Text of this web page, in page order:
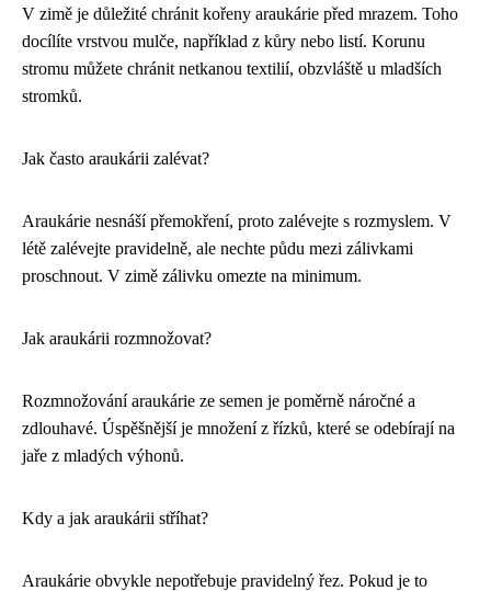
V zimě je důležité chránit kořeny araukárie před mrazem. Toho
docílíte vrstvou mulče, například z kůry nebo listí. Korunu
stromu můžete chránit netkanou textilií, obzvláště u mladších
stromků.
Jak často araukárii zalévat?
Araukárie nesnáší přemokření, proto zalévejte s rozmyslem. V
létě zalévejte pravidelně, ale nechte půdu mezi zálivkami
proschnout. V zimě zálivku omezte na minimum.
Jak araukárii rozmnožovat?
Rozmnožování araukárie ze semen je poměrně náročné a
zdlouhavé. Úspěšnější je množení z řízků, které se odebírají na
jaře z mladých výhonů.
Kdy a jak araukárii stříhat?
Araukárie obvykle nepotřebuje pravidelný řez. Pokud je to